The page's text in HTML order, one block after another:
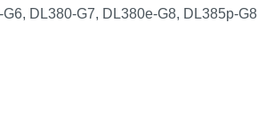
DL380-G7, DL380e-G8, DL385p-G8